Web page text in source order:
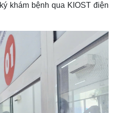
khám bệnh qua KIOST điện